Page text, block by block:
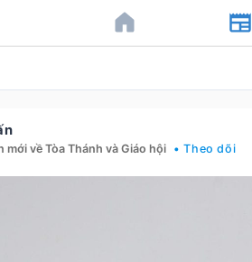
mới về Tòa Thánh và Giáo hội • Theo dõi